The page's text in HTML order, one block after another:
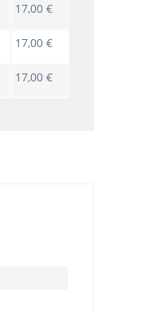
17,00 €
17,00 €
17,00 €